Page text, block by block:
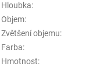
Hloubka:
Objem:
Zvětšení objemu:
Farba:
Hmotnost: